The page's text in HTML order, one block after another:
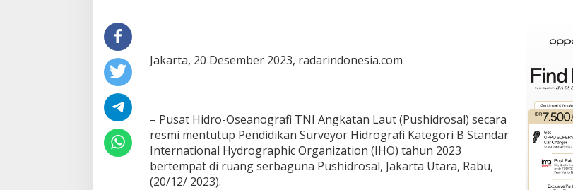
Jakarta, 20 Desember 2023, radarindonesia.com
– Pusat Hidro-Oseanografi TNI Angkatan Laut (Pushidrosal) secara
resmi mentutup Pendidikan Surveyor Hidrografi Kategori B Standar
International Hydrographic Organization (IHO) tahun 2023
bertempat di ruang serbaguna Pushidrosal, Jakarta Utara, Rabu,
(20/12/ 2023).